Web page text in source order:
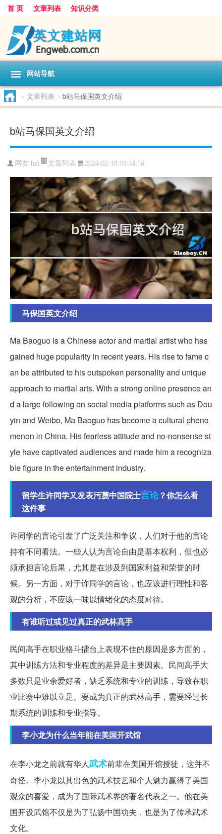
首 页 文章列表 知识分类
网站导航
> 文章列表 > b站马保国英文介绍
b站马保国英文介绍
网友:bzl 文章列表 2024-02-18 03:14:58
马保国英文介绍
Ma Baoguo is a Chinese actor and martial artist who has
gained huge popularity in recent years. His rise to fame c
an be attributed to his outspoken personality and unique
approach to martial arts. With a strong online presence an
d a large following on social media platforms such as Dou
yin and Weibo, Ma Baoguo has become a cultural pheno
menon in China. His fearless attitude and no-nonsense st
yle have captivated audiences and made him a recogniza
ble figure in the entertainment industry.
留学生许同学又发表污蔑中国院士言论？你怎么看
这件事
许同学的言论引发了广泛关注和争议，人们对于他的言论
持有不同看法。一些人认为言论自由是基本权利，但也必
须承担言论后果，尤其是在涉及到国家利益和荣誉的时
候。另一方面，对于许同学的言论，也应该进行理性和客
观的分析，不应该一味以情绪化的态度对待。
有谁听过或见过真正的武林高手
民间高手在职业格斗擂台上表现不佳的原因是多方面的，
其中训练方法和专业程度的差异是主要因素。民间高手大
多数只是业余爱好者，缺乏系统和专业的训练，导致在职
业比赛中难以立足。要成为真正的武林高手，需要经过长
期系统的训练和专业指导。
李小龙为什么当年能在美国开武馆
在李小龙之前就有华人武术前辈在美国开馆授徒，这并不
奇怪。李小龙以其出色的武术技艺和个人魅力赢得了美国
观众的喜爱，成为了国际武术界的著名代表之一。他在美
国开设武馆不仅是为了弘扬中国功夫，也是为了传承武术
文化。